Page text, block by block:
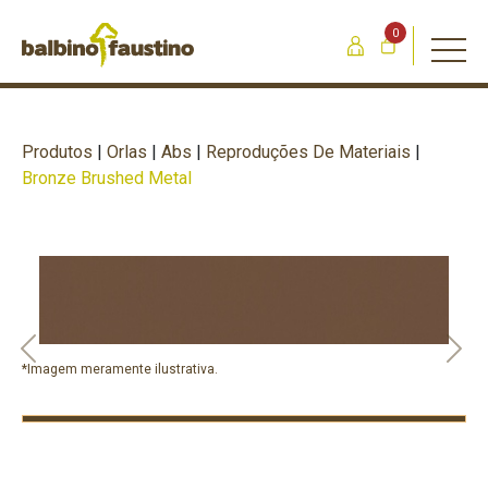
0
Produtos | Orlas | Abs | Reproduções De Materiais |
Bronze Brushed Metal
Previous Next
*Imagem meramente ilustrativa.